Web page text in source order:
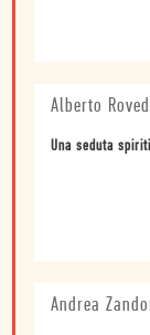
Alberto
Una seduta
Andrea